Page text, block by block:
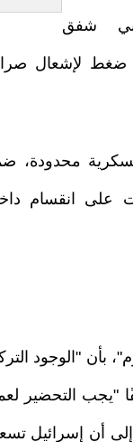
شفق
ضغط لإشعال
محدودة،
على انقسام
"الوجود
"يجب التحضير
أن إسرائيل